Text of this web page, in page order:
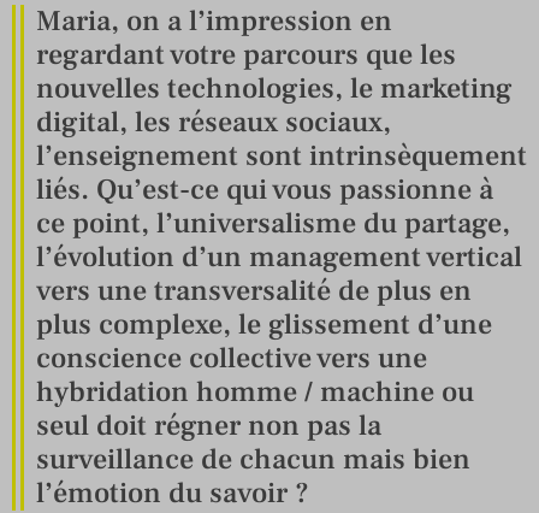
Maria, on a l’impression en
regardant votre parcours que les
nouvelles technologies, le marketing
digital, les réseaux sociaux,
l’enseignement sont intrinsèquement
liés. Qu’est-ce qui vous passionne à
ce point, l’universalisme du partage,
l’évolution d’un management vertical
vers une transversalité de plus en
plus complexe, le glissement d’une
conscience collective vers une
hybridation homme / machine ou
seul doit régner non pas la
surveillance de chacun mais bien
l’émotion du savoir ?